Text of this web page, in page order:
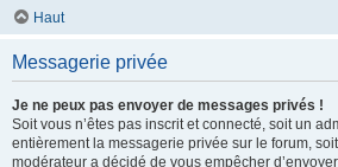
Haut
Messagerie privée
Je ne peux pas envoyer de messages privés !
Soit vous n’êtes pas inscrit et connecté, soit un
entièrement la messagerie privée sur le forum,
modérateur a décidé de vous empêcher